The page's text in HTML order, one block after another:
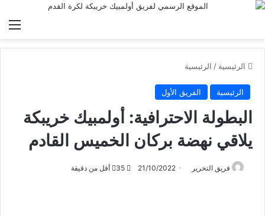
الرئيسية / الرئيسية
الرئيسية الفريق الأول
البطولة الاحترافية: أولمبيك خريبكة
يلاقي نهضة بركان الخميس القادم
فريق التحرير 21/10/2022 أقل من دقيقة